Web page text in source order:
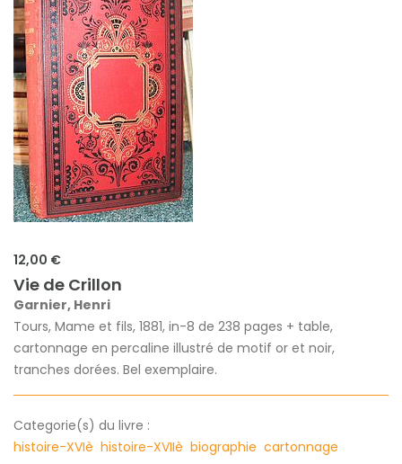
12,00 €
Vie de Crillon
Garnier, Henri
Tours, Mame et fils, 1881, in-8 de 238 pages + table,
cartonnage en percaline illustré de motif or et noir,
tranches dorées. Bel exemplaire.
Categorie(s) du livre :
histoire-XVIè histoire-XVIIè biographie cartonnage